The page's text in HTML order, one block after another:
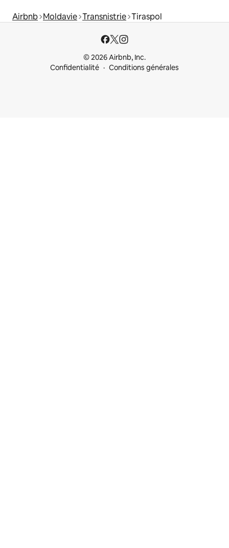
Airbnb Moldavie Transnistrie Tiraspol
© 2026 Airbnb, Inc.
Confidentialité
Conditions générales